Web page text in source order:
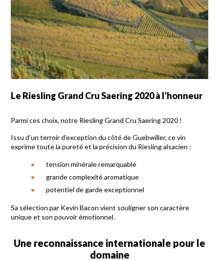
Le Riesling Grand Cru Saering 2020 à l’honneur
Parmi ces choix, notre Riesling Grand Cru Saering 2020 !
Issu d’un terroir d’exception du côté de Guebwiller, ce vin
exprime toute la pureté et la précision du Riesling alsacien :
tension minérale remarquable
grande complexité aromatique
potentiel de garde exceptionnel
Sa sélection par Kevin Bacon vient souligner son caractère
unique et son pouvoir émotionnel.
Une reconnaissance internationale pour le
domaine